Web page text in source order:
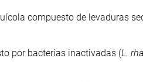
compuesto de levaduras
por bacterias inactivadas (L.